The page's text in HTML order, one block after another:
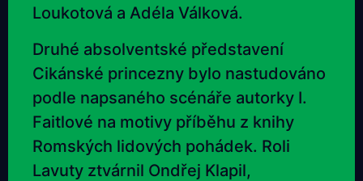
Loukotová a Adéla Válková.
Druhé absolventské představení
Cikánské princezny bylo nastudováno
podle napsaného scénáře autorky I.
Faitlové na motivy příběhu z knihy
Romských lidových pohádek. Roli
Lavuty ztvárnil Ondřej Klapil,